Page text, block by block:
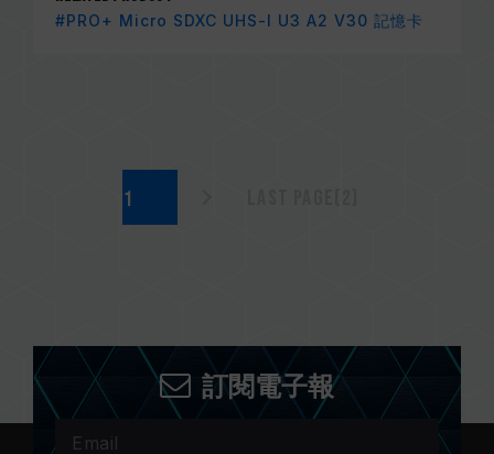
#PRO+ Micro SDXC UHS-I U3 A2 V30 記憶卡
訂閱電子報